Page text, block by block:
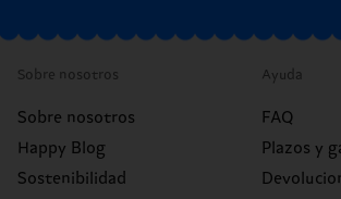
Sobre nosotros
Sobre nosotros
Happy Blog
Sostenibilidad
Ayuda
FAQ
Plazos y